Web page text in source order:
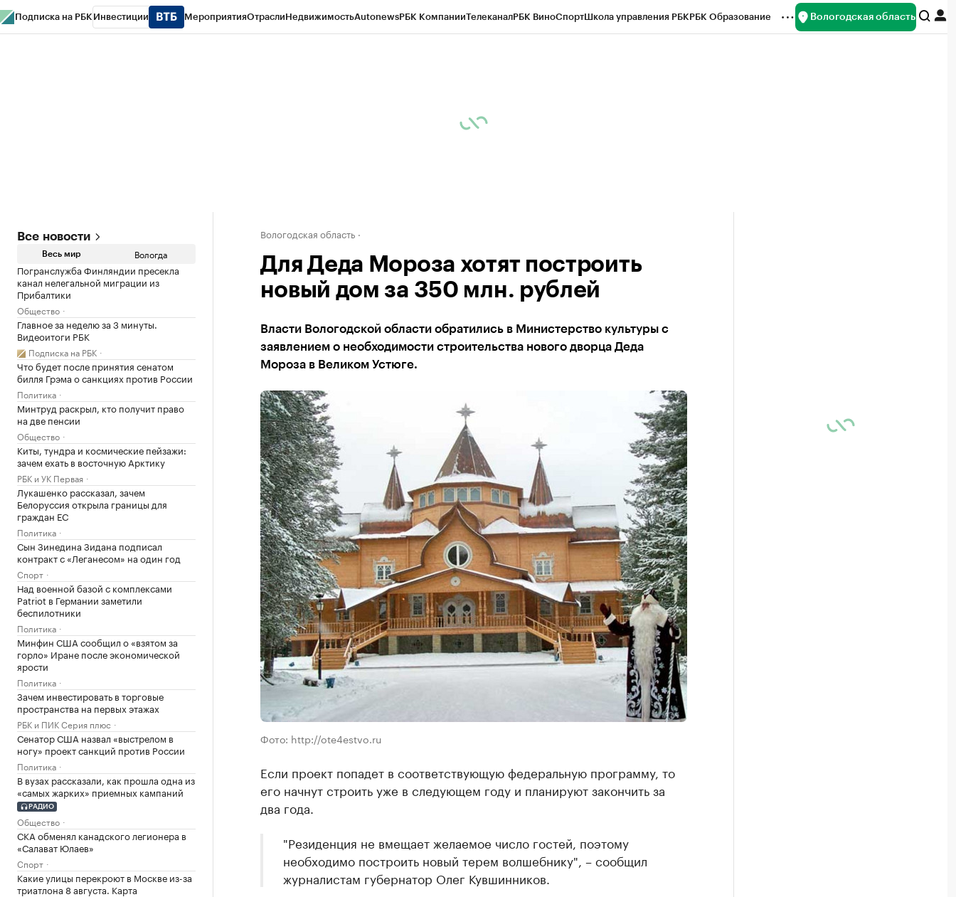
Подписка на РБК Инвестиции МероприятияОтраслиНедвижимостьAutonewsРБК КомпанииТелеканалРБК ВиноСпортШкола управления РБКРБК Образование Вологодская область
Все новости
Весь мир Вологда
Погранслужба Финляндии пресекла
канал нелегальной миграции из
Прибалтики
Общество
Главное за неделю за 3 минуты.
Видеоитоги РБК
Подписка на РБК
Что будет после принятия сенатом
билля Грэма о санкциях против России
Политика
Минтруд раскрыл, кто получит право
на две пенсии
Общество
Киты, тундра и космические пейзажи:
зачем ехать в восточную Арктику
РБК и УК Первая
Лукашенко рассказал, зачем
Белоруссия открыла границы для
граждан ЕС
Политика
Сын Зинедина Зидана подписал
контракт с «Леганесом» на один год
Спорт
Над военной базой с комплексами
Patriot в Германии заметили
беспилотники
Политика
Минфин США сообщил о «взятом за
горло» Иране после экономической
ярости
Политика
Зачем инвестировать в торговые
пространства на первых этажах
РБК и ПИК Серия плюс
Сенатор США назвал «выстрелом в
ногу» проект санкций против России
Политика
В вузах рассказали, как прошла одна из
«самых жарких» приемных кампаний
РАДИО
Общество
СКА обменял канадского легионера в
«Салават Юлаев»
Спорт
Какие улицы перекроют в Москве из-за
триатлона 8 августа. Карта
Вологодская область
Для Деда Мороза хотят построить
новый дом за 350 млн. рублей
Власти Вологодской области обратились в Министерство культуры с
заявлением о необходимости строительства нового дворца Деда
Мороза в Великом Устюге.
Фото: http://ote4estvo.ru
Если проект попадет в соответствующую федеральную программу, то
его начнут строить уже в следующем году и планируют закончить за
два года.
"Резиденция не вмещает желаемое число гостей, поэтому
необходимо построить новый терем волшебнику", – сообщил
журналистам губернатор Олег Кувшинников.